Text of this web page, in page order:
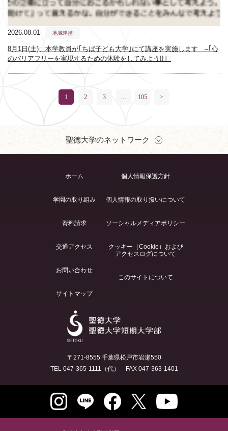
2026.08.01 地域連携
8月1日(土)、本学教員が｢ちば子ども大学｣にて講座を実施します –｢心
のバリアフリーを実現するための体験をしてみよう!!｣–
1 2 3 … 105 >
聖徳大学のネットワーク
ホーム
学園の取り組み
資料請求
交通アクセス
お問い合わせ
サイトマップ
個人情報保護方針
個人情報の取り扱いについて
ソーシャルメディアポリシー
クッキー（Cookie）および
アクセスログについて
このサイトについて
〒271-8555 千葉県松戸市岩瀬550
TEL 047-365-1111（代） FAX 047-363-1401